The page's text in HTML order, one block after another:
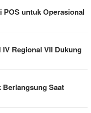
POS untuk Operasional
Regional VII Dukung
Berlangsung Saat